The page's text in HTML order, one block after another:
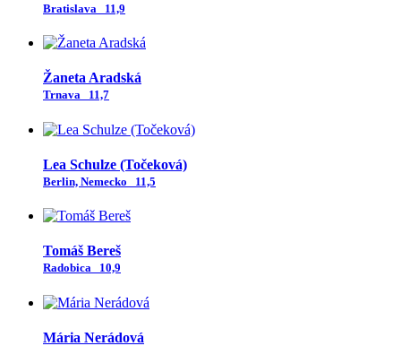
Bratislava 11,9
Žaneta Aradská
Trnava 11,7
Lea Schulze (Točeková)
Berlin, Nemecko 11,5
Tomáš Bereš
Radobica 10,9
Mária Nerádová